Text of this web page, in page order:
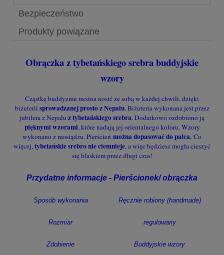
Bezpieczeństwo
Produkty powiązane
Obrączka z tybetańskiego srebra buddyjskie
wzory
Cząstkę buddyzmu można nosić ze sobą w każdej chwili, dzięki
biżuterii sprowadzanej prosto z Nepalu. Biżuteria wykonana jest przez
jubilera z Nepalu z tybetańskiego srebra. Dodatkowo ozdobiono ją
pięknymi wzorami, które nadają jej orientalnego koloru. Wzory
wykonano z mosiądzu. Pierścień można dopasować do palca. Co
więcej,tybetańskie srebro nie ciemnieje, a więc będziesz mogła cieszyć
się blaskiem przez długi czas!
Przydatne informacje - Pierścionek/ obrączka
Sposób wykonania Ręcznie robiony (handmade)
Rozmiar regulowany
Zdobienie Buddyjskie wzory